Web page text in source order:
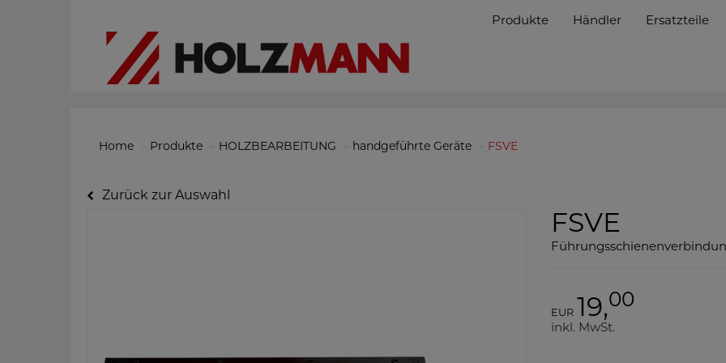
Produkte Händler Ersatzteile
Home Produkte HOLZBEARBEITUNG handgeführte Geräte FSVE
Zurück zur Auswahl
FSVE
EUR 19,00
inkl. MwSt.